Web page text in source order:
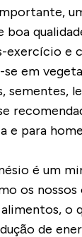
boa
exercício e
em
sementes,
e para
é um
os nossos
o
de